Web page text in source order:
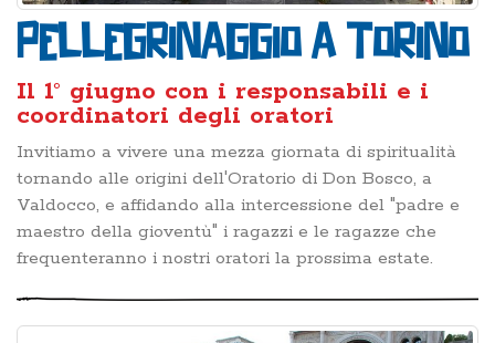
Pellegrinaggio a Torino
Il 1° giugno con i responsabili e i
coordinatori degli oratori
Invitiamo a vivere una mezza giornata di spiritualità
tornando alle origini dell'Oratorio di Don Bosco, a
Valdocco, e affidando alla intercessione del "padre e
maestro della gioventù" i ragazzi e le ragazze che
frequenteranno i nostri oratori la prossima estate.